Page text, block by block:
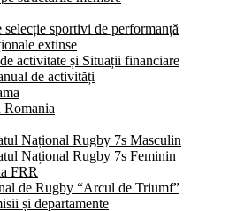
sportivi de performanță
extinse
activitate și Situații financiare
de activități
Național Rugby 7s Masculin
Național Rugby 7s Feminin
FRR
de Rugby “Arcul de Triumf”
și departamente